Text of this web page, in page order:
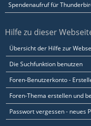
Spendenaufruf für
Hilfe zu dieser
Übersicht der Hilfe zur
Die Suchfunktion benutzen
Foren-Benutzerkonto -
Foren-Thema erstellen und
Passwort vergessen - neues